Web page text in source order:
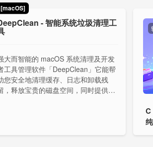
[macOS]
- 智能系统垃圾清理工
大而智能的 macOS 系统清理及开发
工具管理软件「DeepClean」它能帮
您安全地清理缓存、日志和卸载残
，释放宝贵的磁盘空间，同时提供对
C